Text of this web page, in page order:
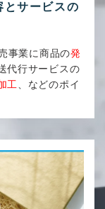
とサービスの
事業に商品の発
代行サービスの
工
、などのポイ